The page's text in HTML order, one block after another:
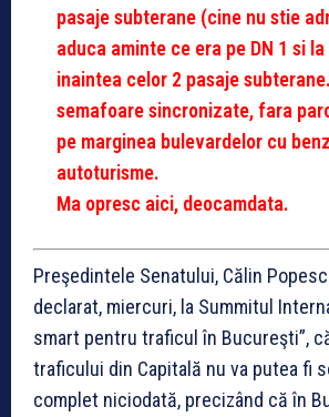
pasaje subterane (cine nu stie
aduca aminte ce era pe DN 1 si
inaintea celor 2 pasaje
semafoare sincronizate, fara
pe marginea bulevardelor cu
autoturisme.
Ma opresc aici, deocamdata.
Preşedintele Senatului, Călin
declarat, miercuri, la Summitul
smart pentru traficul în Bucureşti”,
traficului din Capitală nu va putea fi
complet niciodată, precizând că în